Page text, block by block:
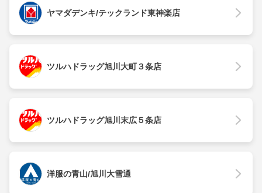
ヤマダデンキ/テックランド東神楽店
ツルハドラッグ旭川大町３条店
ツルハドラッグ旭川末広５条店
洋服の青山/旭川大雪通